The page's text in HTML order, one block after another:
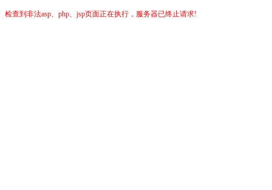
检查到非法asp、php、jsp页面正在执行，服务器已终止请求!